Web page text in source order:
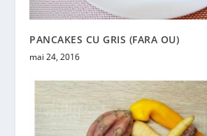
PANCAKES CU GRIS (FARA OU)
mai 24, 2016